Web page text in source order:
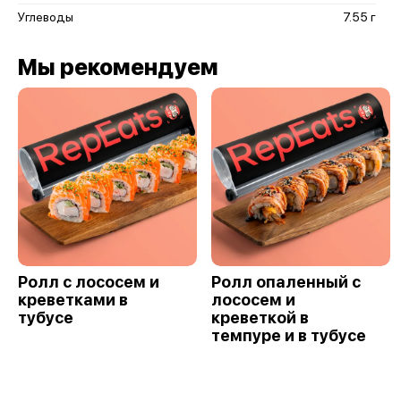
Углеводы
7.55 г
Мы рекомендуем
Ролл с лососем и
креветками в
тубусе
Ролл опаленный с
лососем и
креветкой в
темпуре и в тубусе